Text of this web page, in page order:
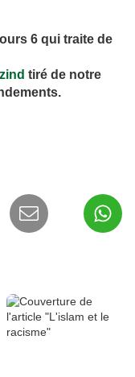
6 qui traite de
tiré de notre